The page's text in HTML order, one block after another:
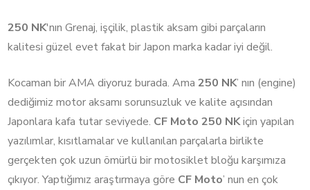
250 NK'nın Grenaj, işçilik, plastik aksam gibi parçaların
kalitesi güzel evet fakat bir Japon marka kadar iyi değil.
Kocaman bir AMA diyoruz burada. Ama250 NK’ nın (engine)
dediğimiz motor aksamı sorunsuzluk ve kalite açısından
Japonlara kafa tutar seviyede. CF Moto 250 NKiçin yapılan
yazılımlar, kısıtlamalar ve kullanılan parçalarla birlikte
gerçekten çok uzun ömürlü bir motosiklet bloğu karşımıza
çıkıyor. Yaptığımız araştırmaya göre CF Moto’ nun en çok